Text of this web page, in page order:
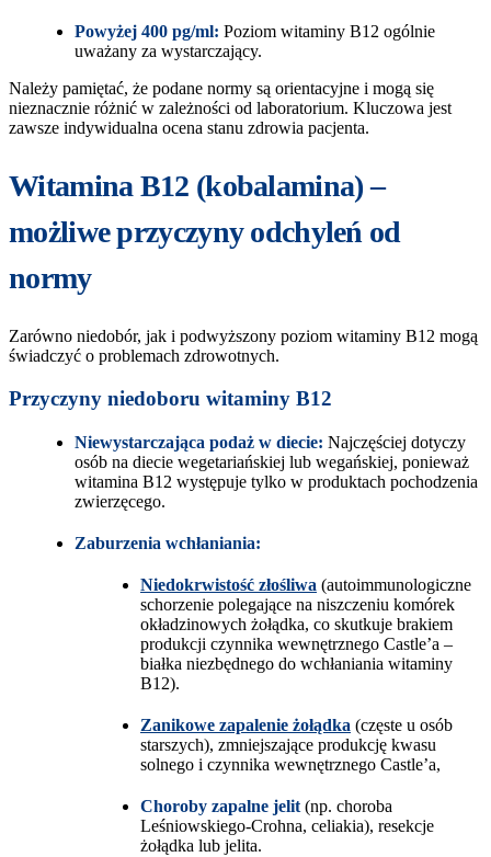
Powyżej 400 pg/ml: Poziom witaminy B12 ogólnie
uważany za wystarczający.
Należy pamiętać, że podane normy są orientacyjne i mogą się
nieznacznie różnić w zależności od laboratorium. Kluczowa jest
zawsze indywidualna ocena stanu zdrowia pacjenta.
Witamina B12 (kobalamina) –
możliwe przyczyny odchyleń od
normy
Zarówno niedobór, jak i podwyższony poziom witaminy B12 mogą
świadczyć o problemach zdrowotnych.
Przyczyny niedoboru witaminy B12
Niewystarczająca podaż w diecie: Najczęściej dotyczy
osób na diecie wegetariańskiej lub wegańskiej, ponieważ
witamina B12 występuje tylko w produktach pochodzenia
zwierzęcego.
Zaburzenia wchłaniania:
Niedokrwistość złośliwa (autoimmunologiczne
schorzenie polegające na niszczeniu komórek
okładzinowych żołądka, co skutkuje brakiem
produkcji czynnika wewnętrznego Castle’a –
białka niezbędnego do wchłaniania witaminy
B12​).
Zanikowe zapalenie żołądka (częste u osób
starszych), zmniejszające produkcję kwasu
solnego i czynnika wewnętrznego Castle’a,
Choroby zapalne jelit (np. choroba
Leśniowskiego-Crohna, celiakia), resekcje
żołądka lub jelita.